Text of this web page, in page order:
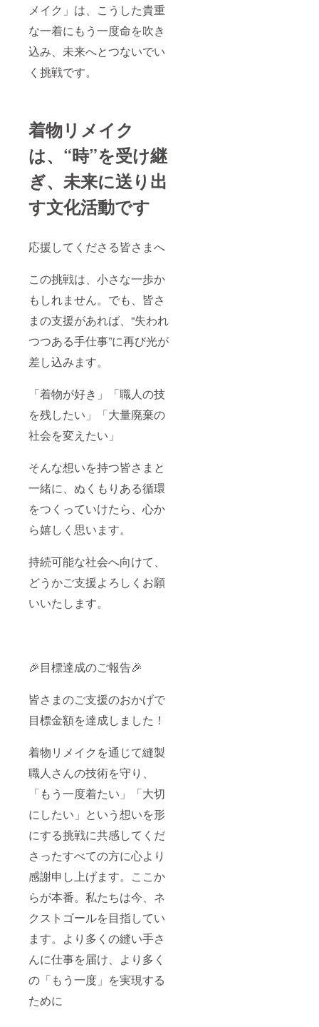
メイク」は、こうした貴重
な一着にもう一度命を吹き
込み、未来へとつないでい
く挑戦です。
着物リメイク
は、“時”を受け継
ぎ、未来に送り出
す文化活動です
応援してくださる皆さまへ
この挑戦は、小さな一歩か
もしれません。でも、皆さ
まの支援があれば、“失われ
つつある手仕事”に再び光が
差し込みます。
「着物が好き」「職人の技
を残したい」「大量廃棄の
社会を変えたい」
そんな想いを持つ皆さまと
一緒に、ぬくもりある循環
をつくっていけたら、心か
ら嬉しく思います。
持続可能な社会へ向けて、
どうかご支援よろしくお願
いいたします。
🎉目標達成のご報告🎉
皆さまのご支援のおかげで
目標金額を達成しました！
着物リメイクを通じて縫製
職人さんの技術を守り、
「もう一度着たい」「大切
にしたい」という想いを形
にする挑戦に共感してくだ
さったすべての方に心より
感謝申し上げます。ここか
らが本番。私たちは今、ネ
クストゴールを目指してい
ます。より多くの縫い手さ
んに仕事を届け、より多く
の「もう一度」を実現する
ために